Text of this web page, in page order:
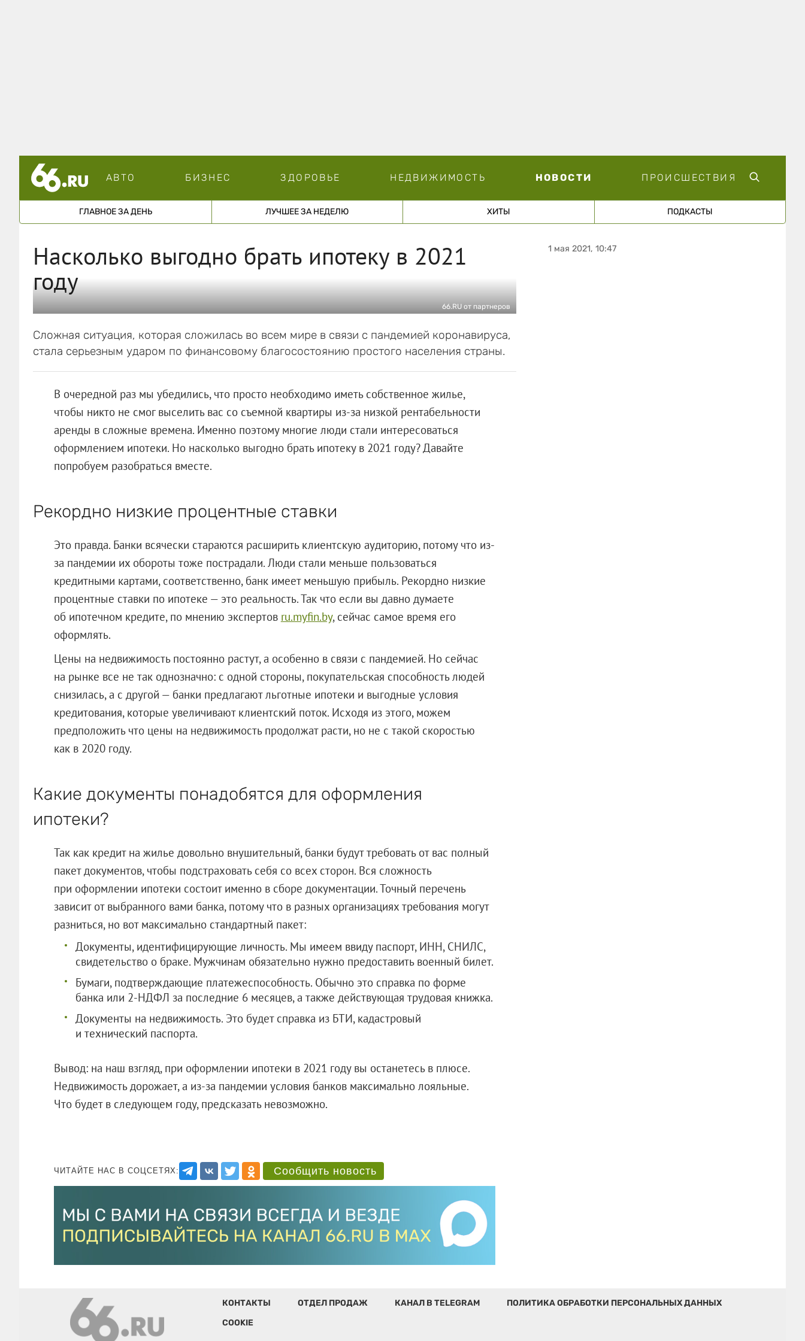
АВТО БИЗНЕС ЗДОРОВЬЕ НЕДВИЖИМОСТЬ НОВОСТИ ПРОИСШЕСТВИЯ
ГЛАВНОЕ ЗА ДЕНЬ ЛУЧШЕЕ ЗА НЕДЕЛЮ ХИТЫ ПОДКАСТЫ
Насколько выгодно брать ипотеку в 2021
году
66.RU от партнеров
Сложная ситуация, которая сложилась во всем мире в связи с пандемией коронавируса,
стала серьезным ударом по финансовому благосостоянию простого населения страны.
В очередной раз мы убедились, что просто необходимо иметь собственное жилье,
чтобы никто не смог выселить вас со съемной квартиры из-за низкой рентабельности
аренды в сложные времена. Именно поэтому многие люди стали интересоваться
оформлением ипотеки. Но насколько выгодно брать ипотеку в 2021 году? Давайте
попробуем разобраться вместе.
Рекордно низкие процентные ставки
Это правда. Банки всячески стараются расширить клиентскую аудиторию, потому что из-
за пандемии их обороты тоже пострадали. Люди стали меньше пользоваться
кредитными картами, соответственно, банк имеет меньшую прибыль. Рекордно низкие
процентные ставки по ипотеке — это реальность. Так что если вы давно думаете
об ипотечном кредите, по мнению экспертов ru.myfin.by, сейчас самое время его
оформлять.
Цены на недвижимость постоянно растут, а особенно в связи с пандемией. Но сейчас
на рынке все не так однозначно: с одной стороны, покупательская способность людей
снизилась, а с другой — банки предлагают льготные ипотеки и выгодные условия
кредитования, которые увеличивают клиентский поток. Исходя из этого, можем
предположить что цены на недвижимость продолжат расти, но не с такой скоростью
как в 2020 году.
Какие документы понадобятся для оформления
ипотеки?
Так как кредит на жилье довольно внушительный, банки будут требовать от вас полный
пакет документов, чтобы подстраховать себя со всех сторон. Вся сложность
при оформлении ипотеки состоит именно в сборе документации. Точный перечень
зависит от выбранного вами банка, потому что в разных организациях требования могут
разниться, но вот максимально стандартный пакет:
Документы, идентифицирующие личность. Мы имеем ввиду паспорт, ИНН, СНИЛС,
свидетельство о браке. Мужчинам обязательно нужно предоставить военный билет.
Бумаги, подтверждающие платежеспособность. Обычно это справка по форме
банка или 2-НДФЛ за последние 6 месяцев, а также действующая трудовая книжка.
Документы на недвижимость. Это будет справка из БТИ, кадастровый
и технический паспорта.
Вывод: на наш взгляд, при оформлении ипотеки в 2021 году вы останетесь в плюсе.
Недвижимость дорожает, а из-за пандемии условия банков максимально лояльные.
Что будет в следующем году, предсказать невозможно.
ЧИТАЙТЕ НАС В СОЦСЕТЯХ: Сообщить новость
1 мая 2021, 10:47
КОНТАКТЫ ОТДЕЛ ПРОДАЖ КАНАЛ В TELEGRAM
ПОЛИТИКА ОБРАБОТКИ ПЕРСОНАЛЬНЫХ ДАННЫХ
COOKIE